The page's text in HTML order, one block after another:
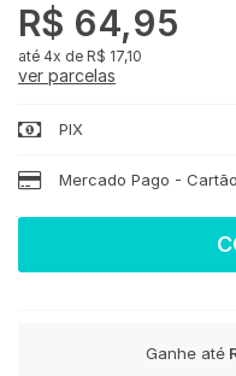
R$ 64,95
4x de R$ 17,10
ver parcelas
PIX
Mercado Pago -
Ganhe até